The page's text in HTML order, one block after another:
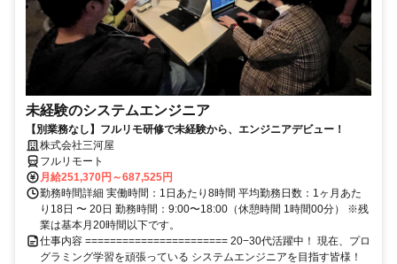
未経験のシステムエンジニア
【別業務なし】フルリモ研修で未経験から、エンジニアデビュー！
株式会社三河屋
フルリモート
月給251,370円～687,525円
勤務時間詳細 実働時間：1日あたり8時間 平均勤務日数：1ヶ月あた
り18日 〜 20日 勤務時間：9:00〜18:00（休憩時間 1時間00分） ※残
業は基本月20時間以下です。
仕事内容 ======================= 20−30代活躍中！ 現在、プロ
グラミング学習を頑張っている システムエンジニアを目指す皆様！